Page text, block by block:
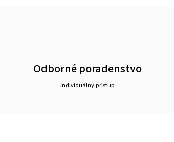
Odborné poradenstvo
individuálny prístup